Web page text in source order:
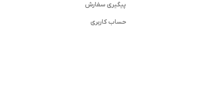
پیگیری سفارش
حساب کاربری